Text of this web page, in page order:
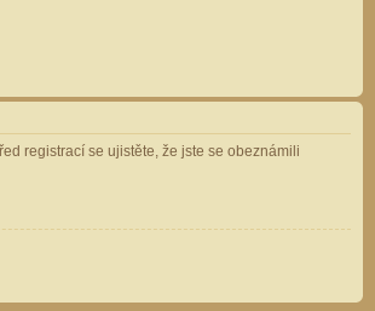
registrací se ujistěte, že jste se obeznámili